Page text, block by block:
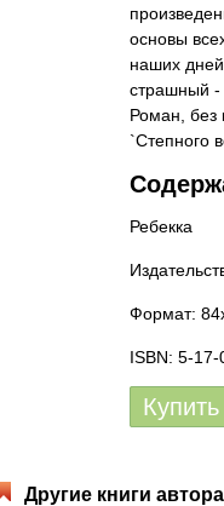
основы
наших
страшный -
Роман, без
`Степного
Ребекка
Формат:
ISBN: 5-17-
Другие книги